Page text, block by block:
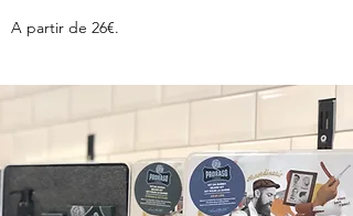
A partir de 26€.